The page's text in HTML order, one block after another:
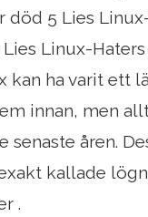
död 5 Lies
Linux-
kan ha varit ett
innan, men
senaste åren.
kallade
.